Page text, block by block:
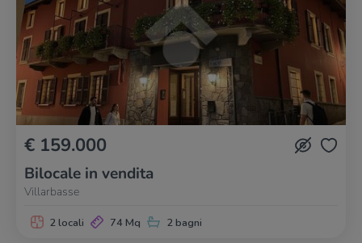
€ 159.000
Bilocale in vendita
Villarbasse
2 locali 74 Mq 2 bagni